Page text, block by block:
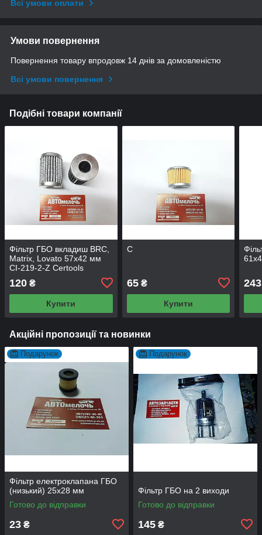
Всі умови оплати
Умови повернення
Повернення товару впродовж 14 днів за домовленістю
Всі умови повернення
Подібні товари компанії
Фільтр ГБО вкладиш BRC,
Matrix, Lovato 57х42 мм
CI-219-2-Z Certools
120 ₴
Купити
С
65₴
Купити
243
Акційні пропозиції та новинки
Подарунок
Фільтр електроклапана ГБО
(низький) 25х28 мм
Готово до відправки
23 ₴
Подарунок
Фільтр ГБО на 2 виходи
Готово до відправки
145 ₴